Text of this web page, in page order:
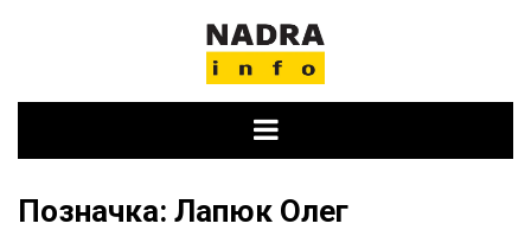
Позначка: Лапюк Олег